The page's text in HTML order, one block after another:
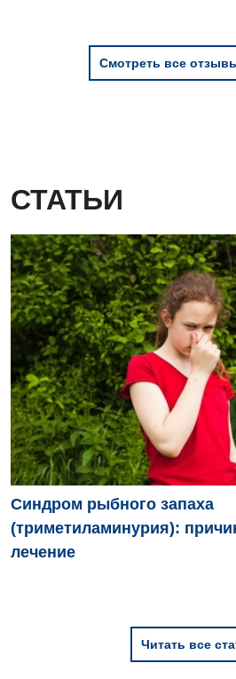
Смотреть все
СТАТЬИ
Синдром рыбного запаха
(триметиламинурия):
лечение
Читать все